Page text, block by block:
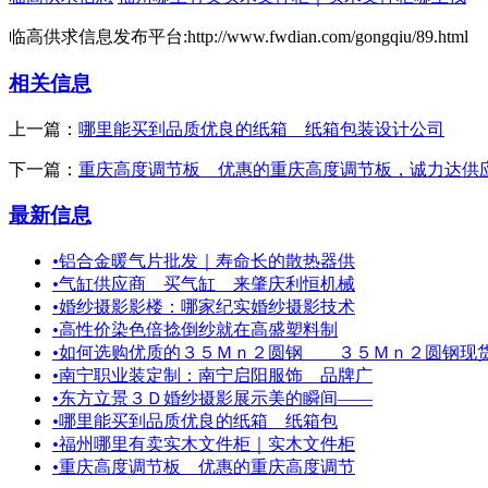
临高供求信息发布平台:http://www.fwdian.com/gongqiu/89.html
相关信息
上一篇： 哪里能买到品质优良的纸箱 纸箱包装设计公司
下一篇： 重庆高度调节板＿优惠的重庆高度调节板，诚力达供
最新信息
•铝合金暖气片批发｜寿命长的散热器供
•气缸供应商＿买气缸＿来肇庆利恒机械
•婚纱摄影影楼：哪家纪实婚纱摄影技术
•高性价染色倍捻倒纱就在高盛塑料制
•如何选购优质的３５Ｍｎ２圆钢 ３５Ｍｎ２圆钢现
•南宁职业装定制：南宁启阳服饰＿品牌广
•东方立景３Ｄ婚纱摄影展示美的瞬间——
•哪里能买到品质优良的纸箱 纸箱包
•福州哪里有卖实木文件柜｜实木文件柜
•重庆高度调节板＿优惠的重庆高度调节